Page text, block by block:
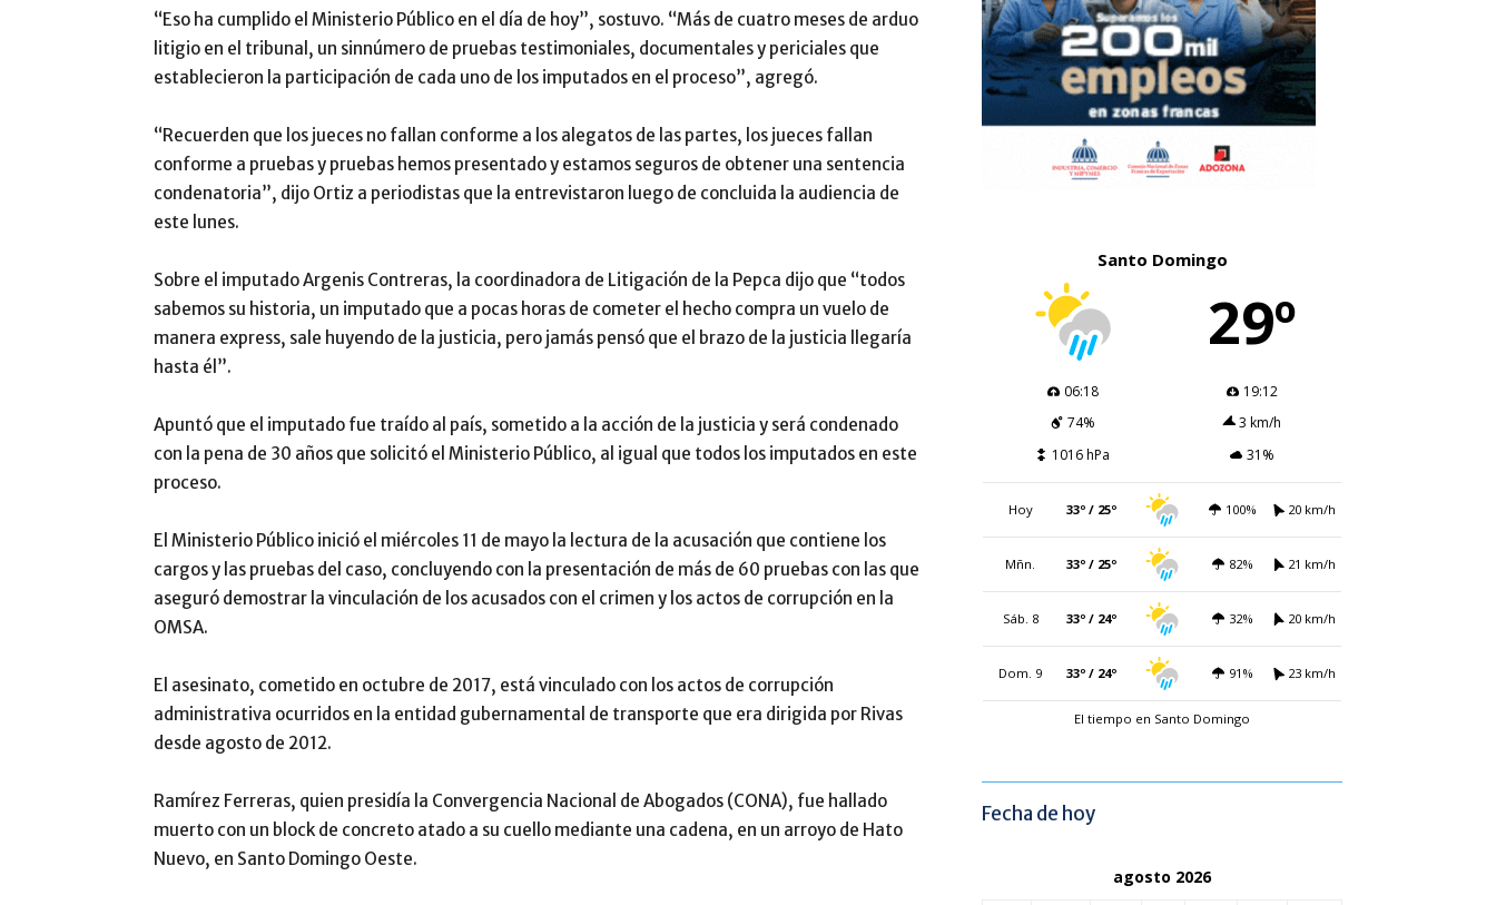
“Eso ha cumplido el Ministerio Público en el día de hoy”, sostuvo. “Más de cuatro meses de arduo
litigio en el tribunal, un sinnúmero de pruebas testimoniales, documentales y periciales que
establecieron la participación de cada uno de los imputados en el proceso”, agregó.
“Recuerden que los jueces no fallan conforme a los alegatos de las partes, los jueces fallan
conforme a pruebas y pruebas hemos presentado y estamos seguros de obtener una sentencia
condenatoria”, dijo Ortiz a periodistas que la entrevistaron luego de concluida la audiencia de
este lunes.
Sobre el imputado Argenis Contreras, la coordinadora de Litigación de la Pepca dijo que “todos
sabemos su historia, un imputado que a pocas horas de cometer el hecho compra un vuelo de
manera express, sale huyendo de la justicia, pero jamás pensó que el brazo de la justicia llegaría
hasta él”.
Apuntó que el imputado fue traído al país, sometido a la acción de la justicia y será condenado
con la pena de 30 años que solicitó el Ministerio Público, al igual que todos los imputados en este
proceso.
El Ministerio Público inició el miércoles 11 de mayo la lectura de la acusación que contiene los
cargos y las pruebas del caso, concluyendo con la presentación de más de 60 pruebas con las que
aseguró demostrar la vinculación de los acusados con el crimen y los actos de corrupción en la
OMSA.
El asesinato, cometido en octubre de 2017, está vinculado con los actos de corrupción
administrativa ocurridos en la entidad gubernamental de transporte que era dirigida por Rivas
desde agosto de 2012.
Ramírez Ferreras, quien presidía la Convergencia Nacional de Abogados (CONA), fue hallado
muerto con un block de concreto atado a su cuello mediante una cadena, en un arroyo de Hato
Nuevo, en Santo Domingo Oeste.
Santo Domingo
29º
06:18
19:12
74%
3 km/h
1016 hPa
31%
Hoy 33º / 25º 100% 20 km/h
Mñn. 33º / 25º 82% 21 km/h
Sáb. 8 33º / 24º 32% 20 km/h
Dom. 9 33º / 24º 91% 23 km/h
El tiempo en Santo Domingo
Fecha de hoy
agosto 2026